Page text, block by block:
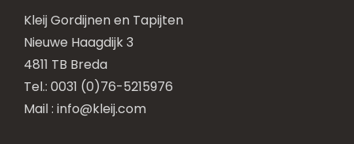
Kleij Gordijnen en Tapijten
Nieuwe Haagdijk 3
4811 TB Breda
Tel.: 0031 (0)76-5215976
Mail : info@kleij.com